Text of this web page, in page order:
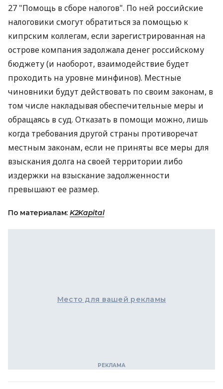
27 "Помощь в сборе налогов". По ней российские
налоговики смогут обратиться за помощью к
кипрским коллегам, если зарегистрированная на
острове компания задолжала денег российскому
бюджету (и наоборот, взаимодействие будет
проходить на уровне минфинов). Местные
чиновники будут действовать по своим законам, в
том числе накладывая обеспечительные меры и
обращаясь в суд. Отказать в помощи можно, лишь
когда требования другой страны противоречат
местным законам, если не приняты все меры для
взыскания долга на своей территории либо
издержки на взыскание задолженности
превышают ее размер.
По материалам: K2Kapital
Место для вашей рекламы